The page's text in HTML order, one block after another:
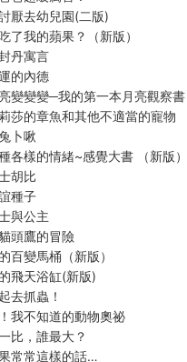
厭去幼兒園(二版)
了我的蘋果？（新版）
丹寓言
的內德
變變變─我的第一本月亮觀察書
莎的章魚和其他不適當的寵物
卜啾
各樣的情緒~感覺大書 （新版）
胡比
種子
與公主
頭鷹的冒險
百變馬桶（新版）
飛天浴缸(新版)
去抓蟲！
我不知道的動物奧祕
比，誰最大？
常常這樣的話…